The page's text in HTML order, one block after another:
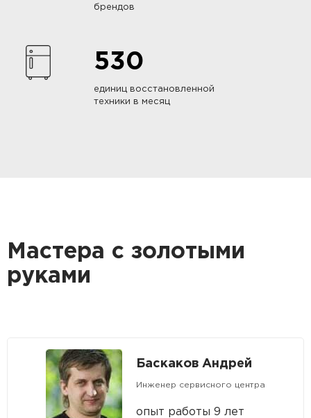
брендов
530
единиц восстановленной
техники в месяц
Мастера с золотыми
руками
Баскаков Андрей
Инженер сервисного центра
опыт работы 9 лет